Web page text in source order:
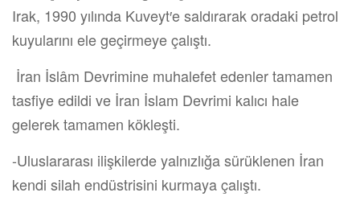
Irak, 1990 yılında Kuveyt′e saldırarak oradaki petrol
kuyularını ele geçirmeye çalıştı.
İran İslâm Devrimine muhalefet edenler tamamen
tasfiye edildi ve İran İslam Devrimi kalıcı hale
gelerek tamamen kökleşti.
-Uluslararası ilişkilerde yalnızlığa sürüklenen İran
kendi silah endüstrisini kurmaya çalıştı.